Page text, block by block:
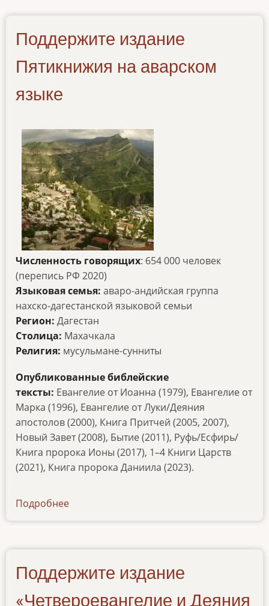
Поддержите издание
Пятикнижия на аварском
языке
Численность говорящих: 654 000 человек
(перепись РФ 2020)
Языковая семья: аваро-андийская группа
нахско-дагестанской языковой семьи
Регион: Дагестан
Столица: Махачкала
Религия: мусульмане-сунниты
Опубликованные библейские
тексты: Евангелие от Иоанна (1979), Евангелие от
Марка (1996), Евангелие от Луки/Деяния
апостолов (2000), Книга Притчей (2005, 2007),
Новый Завет (2008), Бытие (2011), Руфь/Есфирь/
Книга пророка Ионы (2017), 1–4 Книги Царств
(2021), Книга пророка Даниила (2023).
Подробнее
Поддержите издание
«Четвероевангелие и Деяния